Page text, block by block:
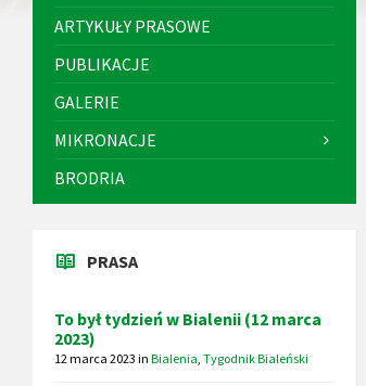
ARTYKUŁY PRASOWE
PUBLIKACJE
GALERIE
MIKRONACJE
BRODRIA
PRASA
To był tydzień w Bialenii (12 marca
2023)
12 marca 2023 in Bialenia Tygodnik Bialeński